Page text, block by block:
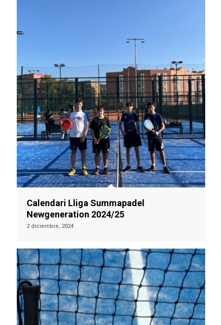
Calendari Lliga Summapadel
Newgeneration 2024/25
2 diciembre, 2024